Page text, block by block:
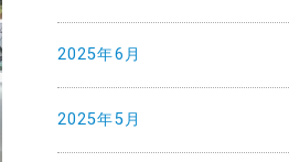
2025年6月
2025年5月